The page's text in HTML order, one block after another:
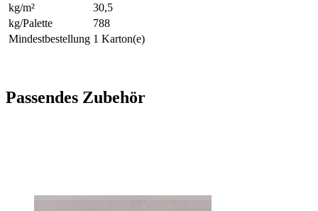
kg/m²
30,5
kg/Palette
788
Mindestbestellung 1 Karton(e)
Passendes Zubehör